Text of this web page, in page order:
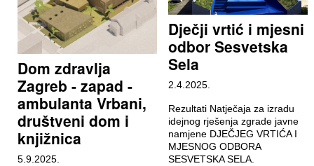
Dom zdravlja
Zagreb - zapad -
ambulanta Vrbani,
društveni dom i
knjižnica
5.9.2025.
Dječji vrtić i mjesni
odbor Sesvetska
Sela
2.4.2025.
Rezultati Natječaja za izradu
idejnog rješenja zgrade javne
namjene DJEČJEG VRTIĆA I
MJESNOG ODBORA
SESVETSKA SELA.